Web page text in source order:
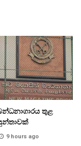
තුළ
9 hours ago